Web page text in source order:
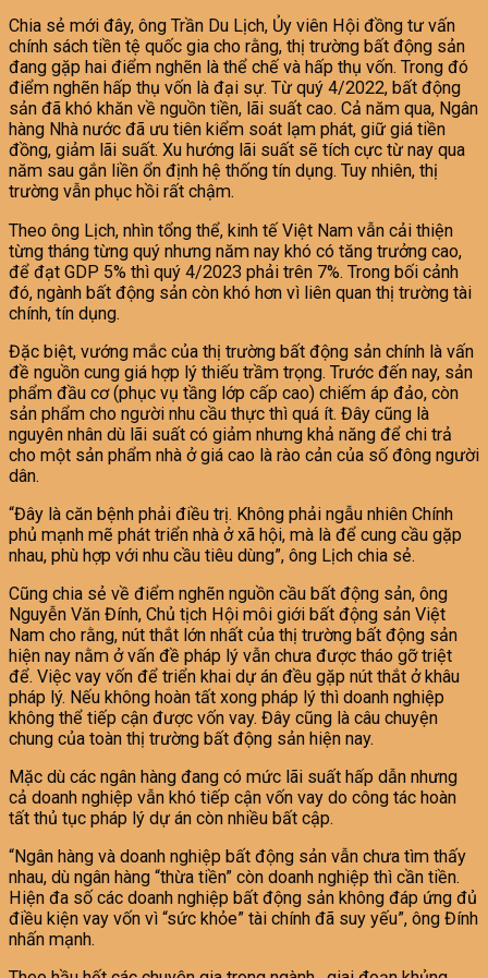
Chia sẻ mới đây, ông Trần Du Lịch, Ủy viên Hội đồng tư vấn
chính sách tiền tệ quốc gia cho rằng, thị trường bất động sản
đang gặp hai điểm nghẽn là thể chế và hấp thụ vốn. Trong đó
điểm nghẽn hấp thụ vốn là đại sự. Từ quý 4/2022, bất động
sản đã khó khăn về nguồn tiền, lãi suất cao. Cả năm qua, Ngân
hàng Nhà nước đã ưu tiên kiểm soát lạm phát, giữ giá tiền
đồng, giảm lãi suất. Xu hướng lãi suất sẽ tích cực từ nay qua
năm sau gắn liền ổn định hệ thống tín dụng. Tuy nhiên, thị
trường vẫn phục hồi rất chậm.
Theo ông Lịch, nhìn tổng thể, kinh tế Việt Nam vẫn cải thiện
từng tháng từng quý nhưng năm nay khó có tăng trưởng cao,
để đạt GDP 5% thì quý 4/2023 phải trên 7%. Trong bối cảnh
đó, ngành bất động sản còn khó hơn vì liên quan thị trường tài
chính, tín dụng.
Đặc biệt, vướng mắc của thị trường bất động sản chính là vấn
đề nguồn cung giá hợp lý thiếu trầm trọng. Trước đến nay, sản
phẩm đầu cơ (phục vụ tầng lớp cấp cao) chiếm áp đảo, còn
sản phẩm cho người nhu cầu thực thì quá ít. Đây cũng là
nguyên nhân dù lãi suất có giảm nhưng khả năng để chi trả
cho một sản phẩm nhà ở giá cao là rào cản của số đông người
dân.
“Đây là căn bệnh phải điều trị. Không phải ngẫu nhiên Chính
phủ mạnh mẽ phát triển nhà ở xã hội, mà là để cung cầu gặp
nhau, phù hợp với nhu cầu tiêu dùng”, ông Lịch chia sẻ.
Cũng chia sẻ về điểm nghẽn nguồn cầu bất động sản, ông
Nguyễn Văn Đính, Chủ tịch Hội môi giới bất động sản Việt
Nam cho rằng, nút thắt lớn nhất của thị trường bất động sản
hiện nay nằm ở vấn đề pháp lý vẫn chưa được tháo gỡ triệt
để. Việc vay vốn để triển khai dự án đều gặp nút thắt ở khâu
pháp lý. Nếu không hoàn tất xong pháp lý thì doanh nghiệp
không thể tiếp cận được vốn vay. Đây cũng là câu chuyện
chung của toàn thị trường bất động sản hiện nay.
Mặc dù các ngân hàng đang có mức lãi suất hấp dẫn nhưng
cả doanh nghiệp vẫn khó tiếp cận vốn vay do công tác hoàn
tất thủ tục pháp lý dự án còn nhiều bất cập.
“Ngân hàng và doanh nghiệp bất động sản vẫn chưa tìm thấy
nhau, dù ngân hàng “thừa tiền” còn doanh nghiệp thì cần tiền.
Hiện đa số các doanh nghiệp bất động sản không đáp ứng đủ
điều kiện vay vốn vì “sức khỏe” tài chính đã suy yếu”, ông Đính
nhấn mạnh.